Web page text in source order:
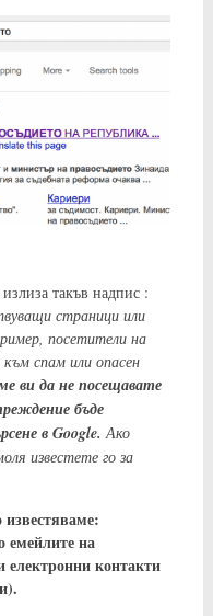
такъв надпис :
страници или
посетители на
спам или опасен
ви да не посещавате
бъде
в Google. Ако
известете го за
емейлите на
контакти